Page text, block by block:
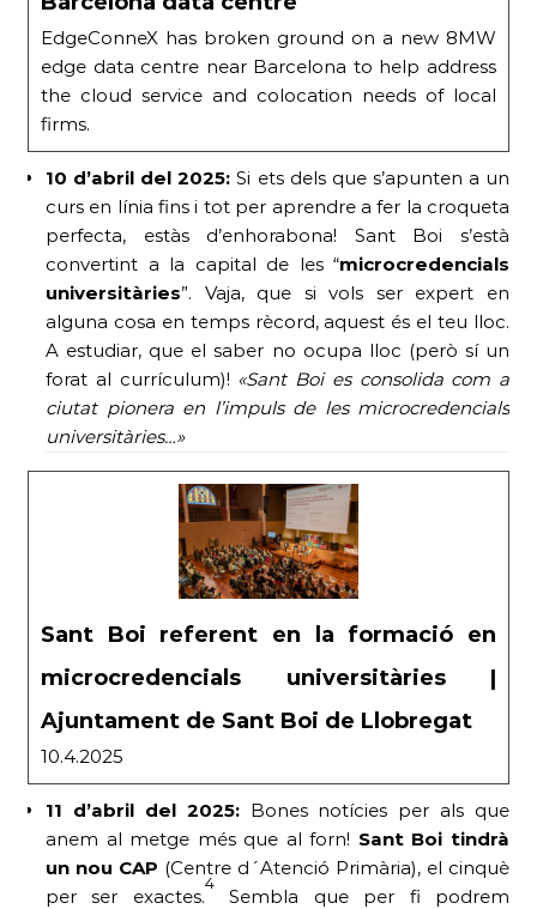
EdgeConneX has broken ground on a new 8MW
edge data centre near Barcelona to help address
the cloud service and colocation needs of local
firms.
10 d’abril del 2025: Si ets dels que s’apunten a un
curs en línia fins i tot per aprendre a fer la croqueta
perfecta, estàs d’enhorabona! Sant Boi s’està
convertint a la capital de les “microcredencials
universitàries”. Vaja, que si vols ser expert en
alguna cosa en temps rècord, aquest és el teu lloc.
A estudiar, que el saber no ocupa lloc (però sí un
forat al currículum)! «Sant Boi es consolida com a
ciutat pionera en l’impuls de les microcredencials
universitàries…»
Sant Boi referent en la formació en
microcredencials universitàries |
Ajuntament de Sant Boi de Llobregat
10.4.2025
11 d’abril del 2025:Bones notícies per als que
anem al metge més que al forn! Sant Boi tindrà
un nou CAP (Centre d´Atenció Primària), el cinquè
per ser exactes.
4
Sembla que per fi podrem